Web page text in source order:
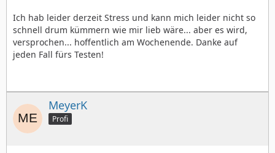
Ich hab leider derzeit Stress und kann mich leider nicht so
schnell drum kümmern wie mir lieb wäre... aber es wird,
versprochen... hoffentlich am Wochenende. Danke auf
jeden Fall fürs Testen!
MeyerK
Profi